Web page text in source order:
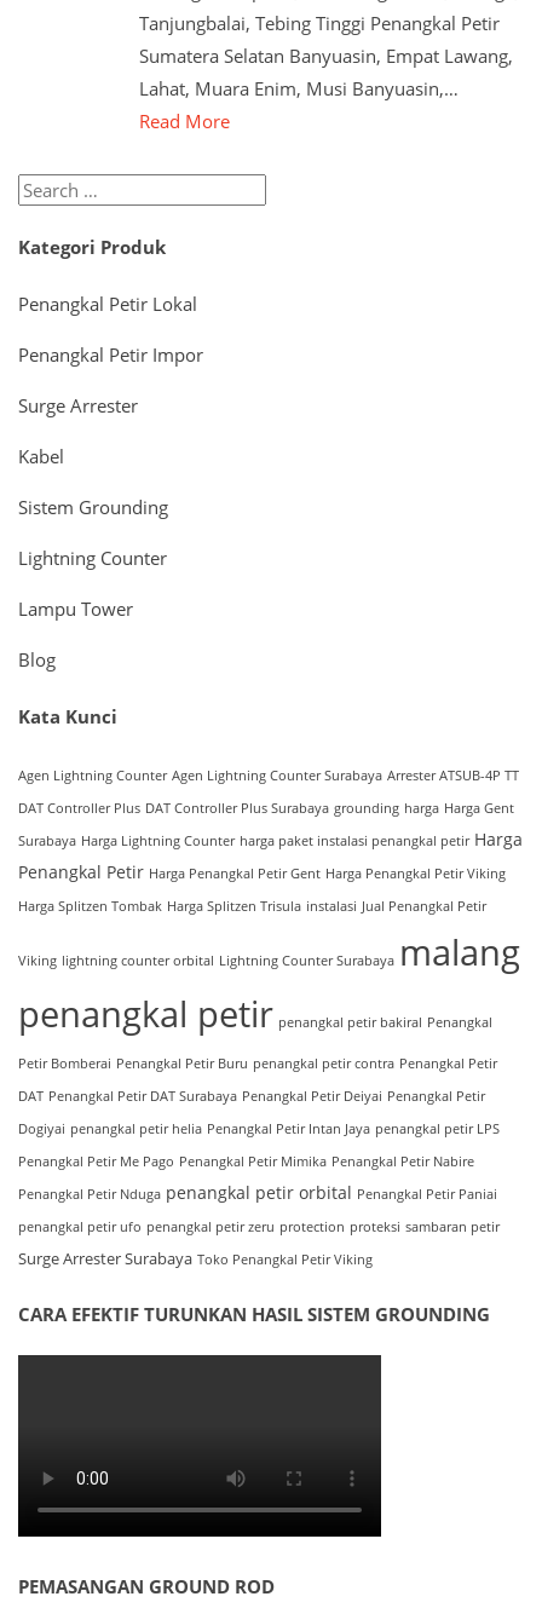
Tanjungbalai, Tebing Tinggi Penangkal Petir
Sumatera Selatan Banyuasin, Empat Lawang,
Lahat, Muara Enim, Musi Banyuasin,…
Read More
Search
Kategori Produk
Penangkal Petir Lokal
Penangkal Petir Impor
Surge Arrester
Kabel
Sistem Grounding
Lightning Counter
Lampu Tower
Blog
Kata Kunci
Agen Lightning Counter Agen Lightning Counter Surabaya Arrester ATSUB-4P TT
DAT Controller Plus DAT Controller Plus Surabaya grounding harga Harga Gent
Surabaya Harga Lightning Counter harga paket instalasi penangkal petir Harga
Penangkal Petir Harga Penangkal Petir Gent Harga Penangkal Petir Viking
Harga Splitzen Tombak Harga Splitzen Trisula instalasi Jual Penangkal Petir
Viking lightning counter orbital Lightning Counter Surabaya malang
penangkal petir penangkal petir bakiral Penangkal
Petir Bomberai Penangkal Petir Buru penangkal petir contra Penangkal Petir
DAT Penangkal Petir DAT Surabaya Penangkal Petir Deiyai Penangkal Petir
Dogiyai penangkal petir helia Penangkal Petir Intan Jaya penangkal petir LPS
Penangkal Petir Me Pago Penangkal Petir Mimika Penangkal Petir Nabire
Penangkal Petir Nduga penangkal petir orbital Penangkal Petir Paniai
penangkal petir ufo penangkal petir zeru protection proteksi sambaran petir
Surge Arrester Surabaya Toko Penangkal Petir Viking
CARA EFEKTIF TURUNKAN HASIL SISTEM GROUNDING
PEMASANGAN GROUND ROD